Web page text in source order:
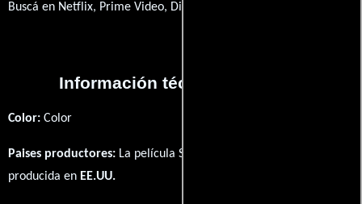
Buscá en Netflix, Prime Video, Disney+
Información técnica y general
Color: Color
Paises productores: La película Star Trek: Captain Pike fué
producida en EE.UU.